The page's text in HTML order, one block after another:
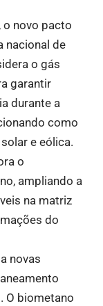
novo pacto
nacional de
o gás
garantir
durante a
como
e eólica.
o
ampliando a
na matriz
do
novas
O biometano